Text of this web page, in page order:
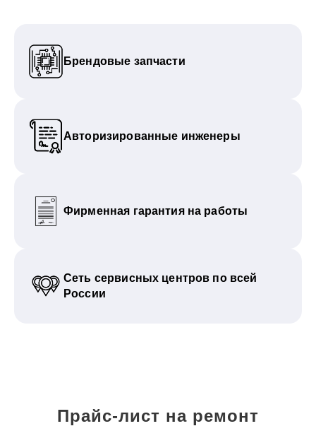
Брендовые запчасти
Авторизированные инженеры
Фирменная гарантия на работы
Сеть сервисных центров по всей
России
Прайс-лист на ремонт